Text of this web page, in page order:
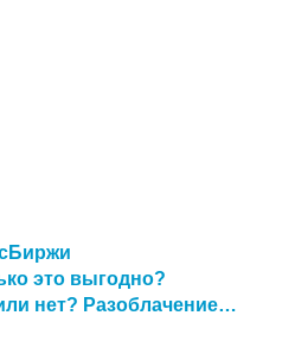
это выгодно?
нет? Разоблачение…